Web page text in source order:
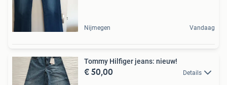
Nijmegen Vandaag
Tommy Hilfiger jeans: nieuw!
€ 50,00 Details